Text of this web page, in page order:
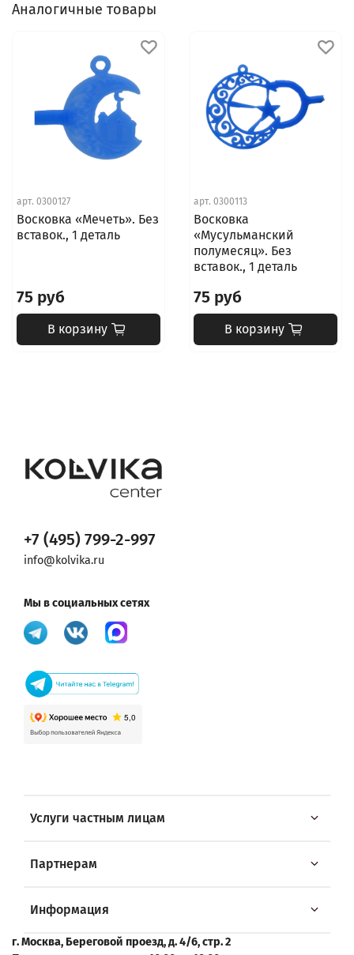
Аналогичные товары
арт. 0300127
Восковка «Мечеть». Без
вставок., 1 деталь
75 руб
В корзину
арт. 0300113
Восковка
«Мусульманский
полумесяц». Без
вставок., 1 деталь
75 руб
В корзину
Услуги частным лицам
Партнерам
Информация
+7 (495) 799-2-997
info@kolvika.ru
Мы в социальных сетях
г. Москва, Береговой проезд, д. 4/6, стр. 2